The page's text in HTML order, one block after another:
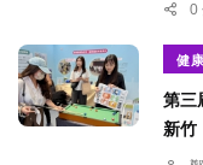
0
健
第三
新竹